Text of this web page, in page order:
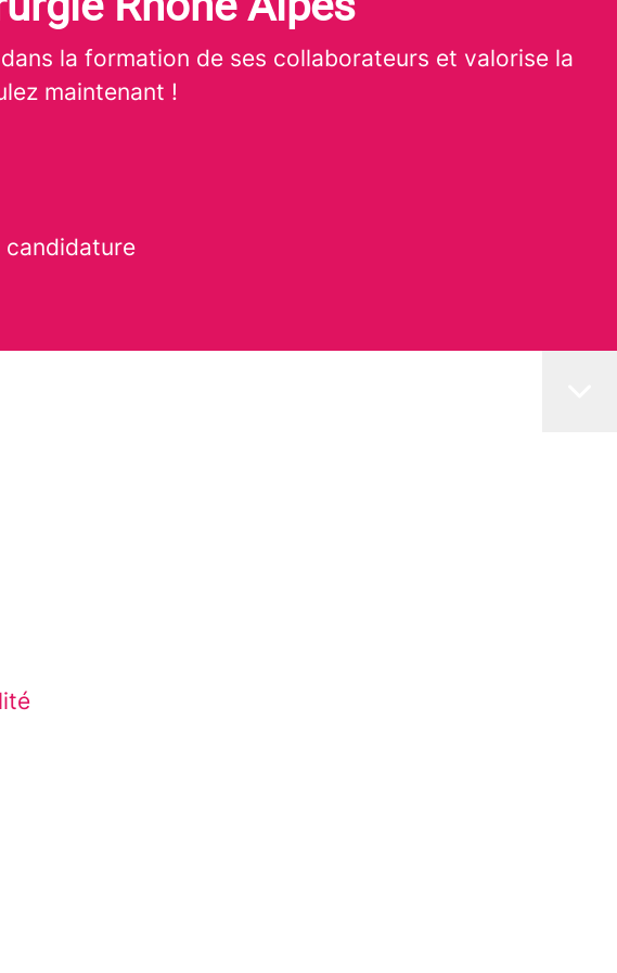
la formation de ses collaborateurs et valorise la
maintenant !
candidature